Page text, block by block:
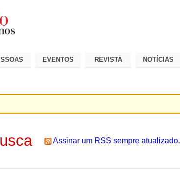
EVENTOS REVISTA NOTÍCIAS
Assinar um RSS sempre atualizado.